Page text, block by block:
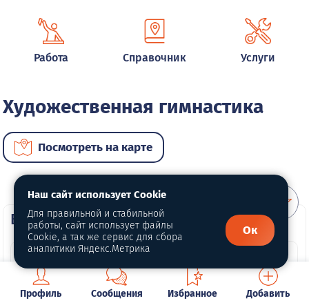
Работа Справочник Услуги
Художественная гимнастика
Посмотреть на карте
ВИП услуги
Профиль Сообщения Избранное Добавить
Наш сайт использует Cookie
Для правильной и стабильной
работы, сайт использует файлы
Cookie, а так же сервис для сбора
аналитики Яндекс.Метрика
Ок